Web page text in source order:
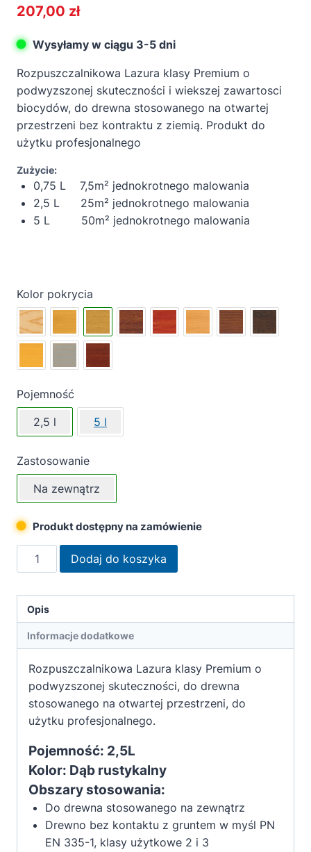
207,00 zł
Wysyłamy w ciągu 3-5 dni
Rozpuszczalnikowa Lazura klasy Premium o
podwyzszonej skuteczności i wiekszej zawartosci
biocydów, do drewna stosowanego na otwartej
przestrzeni bez kontraktu z ziemią. Produkt do
użytku profesjonalnego
Zużycie:
0,75 L 7,5m² jednokrotnego malowania
2,5 L 25m² jednokrotnego malowania
5 L 50m² jednokrotnego malowania
Kolor pokrycia
Pojemność
2,5 l
5 l
Zastosowanie
Na zewnątrz
Produkt dostępny na zamówienie
ilość
Remmers
lazurujący
HSL-
30
rustykalny
2,5L
Dodaj do koszyka
Opis
Informacje dodatkowe
Rozpuszczalnikowa Lazura klasy Premium o
podwyzszonej skuteczności, do drewna
stosowanego na otwartej przestrzeni, do
użytku profesjonalnego.
Pojemność: 2,5L
Kolor: Dąb rustykalny
Obszary stosowania:
Do drewna stosowanego na zewnątrz
Drewno bez kontaktu z gruntem w myśl PN
EN 335-1, klasy użytkowe 2 i 3